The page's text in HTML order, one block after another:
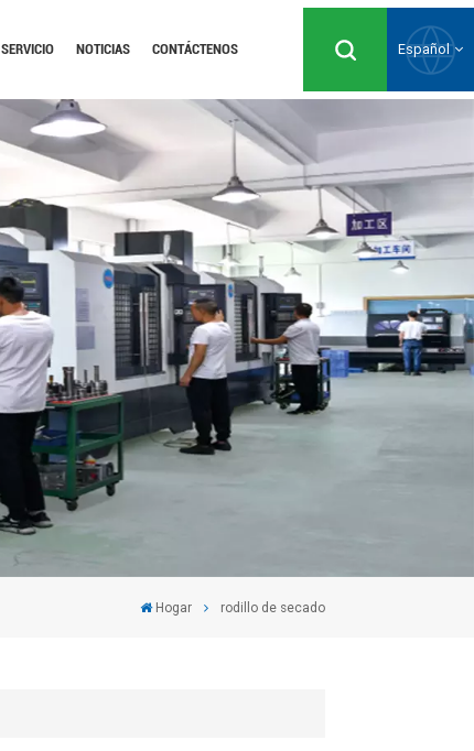
SERVICIO NOTICIAS CONTÁCTENOS Español
English
Русский
Español
Português
Hogar rodillo de secado